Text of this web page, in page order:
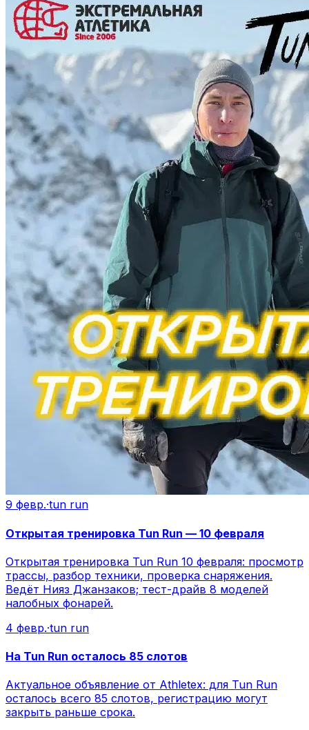
9 февр.·tun run
Открытая тренировка Tun Run — 10 февраля
Открытая тренировка Tun Run 10 февраля: просмотр
трассы, разбор техники, проверка снаряжения.
Ведёт Нияз Джанзаков; тест-драйв 8 моделей
налобных фонарей.
4 февр.·tun run
На Tun Run осталось 85 слотов
Актуальное объявление от Athletex: для Tun Run
осталось всего 85 слотов, регистрацию могут
закрыть раньше срока.